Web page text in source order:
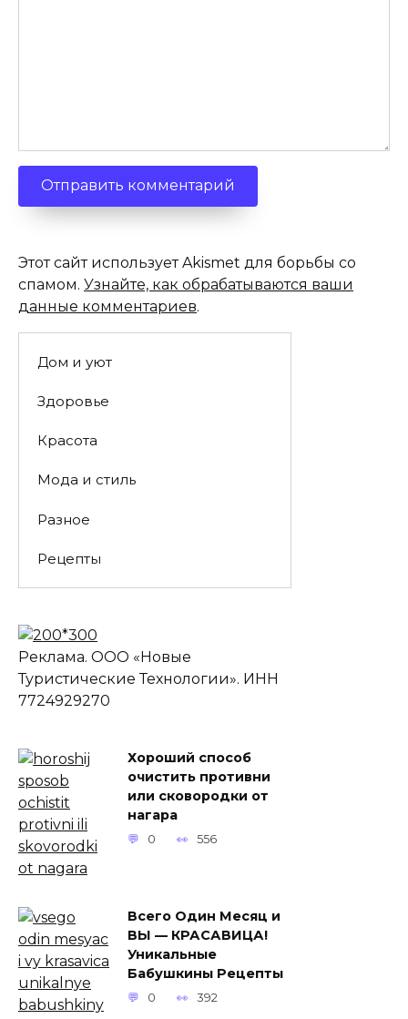
Этот сайт использует Akismet для борьбы со
спамом. Узнайте, как обрабатываются ваши
данные комментариев.
Дом и уют
Здоровье
Красота
Мода и стиль
Разное
Рецепты
Реклама. ООО «Новые
Туристические Технологии». ИНН
7724929270
Хороший способ
очистить противни
или сковородки от
нагара
0 556
Всего Один Месяц и
ВЫ — КРАСАВИЦА!
Уникальные
Бабушкины Рецепты
0 392